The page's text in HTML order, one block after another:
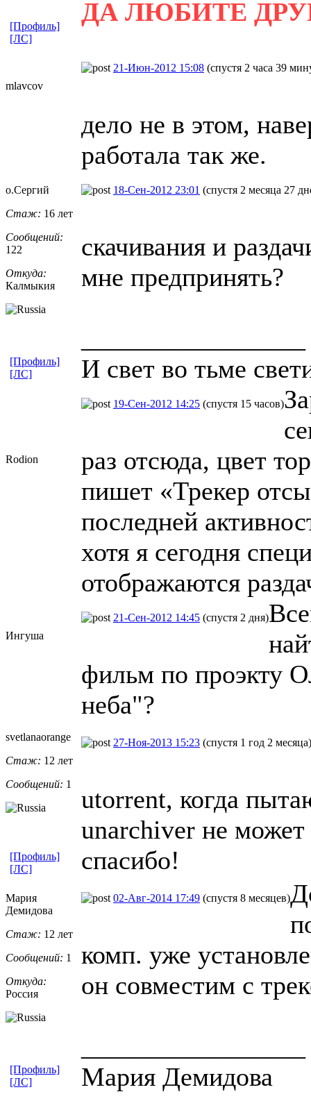
ДА ЛЮБИТЕ
[Профиль]
[ЛС]
mlavcov
21-Июн-2012 15:08 (спустя 2 часа 39
дело не в этом,
работала так же.
о.Сергий
Стаж: 16 лет
Сообщений:
122
Откуда:
Калмыкия
18-Сен-2012 23:01 (спустя 2 месяца 27
скачивания и
мне предпринять?
И свет во тьме
[Профиль]
[ЛС]
Rodion
19-Сен-2012 14:25 (спустя 15 часов)
раз отсюда, цвет
пишет «Трекер
последней
хотя я сегодня
отображаются
Ингуша
21-Сен-2012 14:45 (спустя 2 дня)
фильм по проэкту
неба"?
svetlanaoran​ge
Стаж: 12 лет
Сообщений: 1
27-Ноя-2013 15:23 (спустя 1 год 2 месяца)
utorrent, когда
unarchiver не может
спасибо!
[Профиль]
[ЛС]
Мария
Демидова
Стаж: 12 лет
Сообщений: 1
Откуда:
Россия
02-Авг-2014 17:49 (спустя 8 месяцев)
комп. уже
он совместим с
Мария Демидова
[Профиль]
[ЛС]